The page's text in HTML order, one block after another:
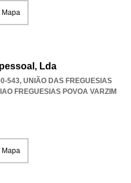
Mapa
Lda
543, UNIÃO DAS FREGUESIAS
FREGUESIAS POVOA VARZIM
Mapa